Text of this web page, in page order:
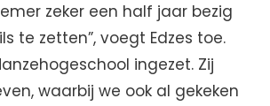
zeker een half jaar bezig
te zetten”, voegt Edzes toe.
ingezet. Zij
waarbij we ook al gekeken